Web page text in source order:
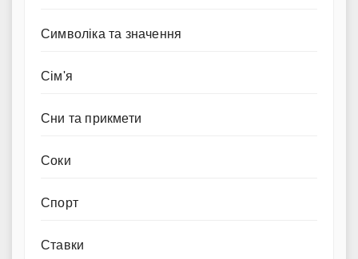
Символіка та значення
Сім'я
Сни та прикмети
Соки
Спорт
Ставки